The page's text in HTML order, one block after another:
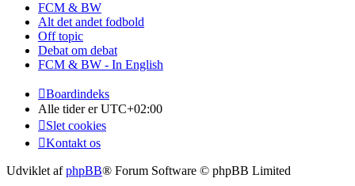
FCM & BW
Alt det andet fodbold
Off topic
Debat om debat
FCM & BW - In English
Boardindeks
Alle tider erUTC+02:00
Slet cookies
Kontakt os
Udviklet afphpBB® Forum Software © phpBB Limited